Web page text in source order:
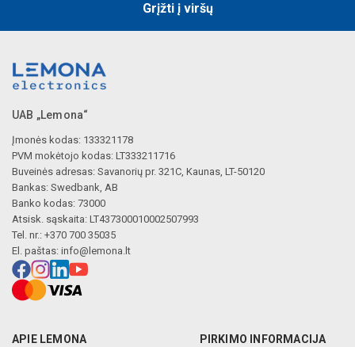
Grįžti į viršų
UAB „Lemona“
Įmonės kodas: 133321178
PVM mokėtojo kodas: LT333211716
Buveinės adresas: Savanorių pr. 321C, Kaunas, LT-50120
Bankas: Swedbank, AB
Banko kodas: 73000
Atsisk. sąskaita: LT437300010002507993
Tel. nr.: +370 700 35035
El. paštas: info@lemona.lt
APIE LEMONA PIRKIMO INFORMACIJA